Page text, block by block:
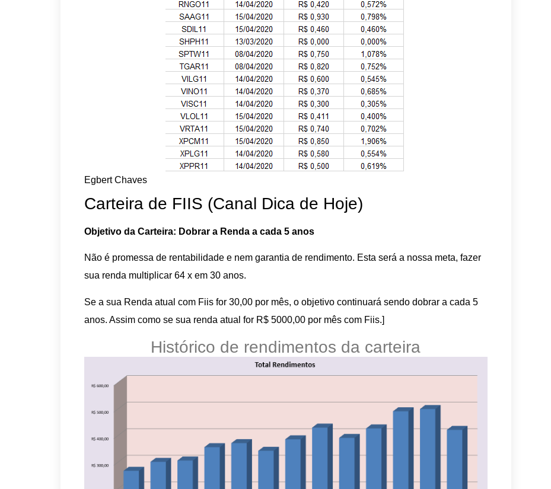
Egbert Chaves
Carteira de FIIS (Canal Dica de Hoje)
Objetivo da Carteira: Dobrar a Renda a cada 5 anos
Não é promessa de rentabilidade e nem garantia de rendimento. Esta será a nossa meta, fazer
sua renda multiplicar 64 x em 30 anos.
Se a sua Renda atual com Fiis for 30,00 por mês, o objetivo continuará sendo dobrar a cada 5
anos. Assim como se sua renda atual for R$ 5000,00 por mês com Fiis.]
Histórico de rendimentos da carteira